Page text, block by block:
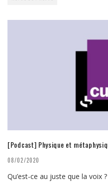
[Podcast] Physique et
08/02/2020
Qu’est-ce au juste que la voix